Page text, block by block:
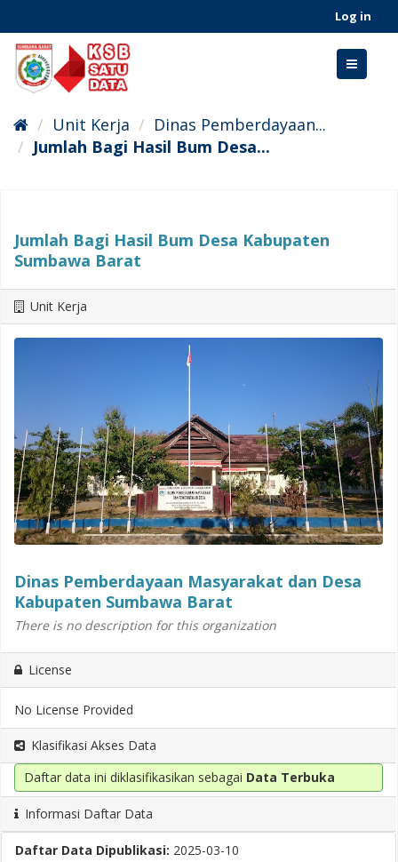
content
Log in
Toggle
Unit Kerja
Dinas Pemberdayaan...
Jumlah Bagi Hasil Bum Desa...
Jumlah Bagi Hasil Bum Desa Kabupaten
Sumbawa Barat
Unit Kerja
Dinas Pemberdayaan Masyarakat dan Desa
Kabupaten Sumbawa Barat
There is no description for this organization
License
No License Provided
Klasifikasi Akses Data
Daftar data ini diklasifikasikan sebagai Data Terbuka
Informasi Daftar Data
Daftar Data Dipublikasi: 2025-03-10